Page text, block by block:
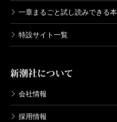
一章まるごと試し読みできる本
特設サイト一覧
新潮社について
会社情報
採用情報